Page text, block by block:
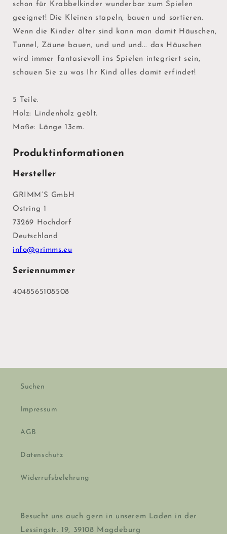
schon für Krabbelkinder wunderbar zum Spielen
geeignet! Die Kleinen stapeln, bauen und sortieren.
Wenn die Kinder älter sind kann man damit Häuschen,
Tunnel, Zäune bauen, und und und... das Häuschen
wird immer fantasievoll ins Spielen integriert sein,
schauen Sie zu was Ihr Kind alles damit erfindet!
5 Teile.
Holz: Lindenholz geölt.
Maße: Länge 13cm.
Produktinformationen
Hersteller
GRIMM’S GmbH
Ostring 1
73269 Hochdorf
Deutschland
info@grimms.eu
Seriennummer
4048565108508
Suchen
Impressum
AGB
Datenschutz
Widerrufsbelehrung
Besucht uns auch gern in unserem Laden in der
Lessingstr. 19, 39108 Magdeburg